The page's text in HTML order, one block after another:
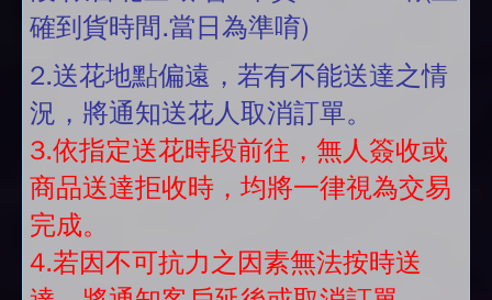
確到貨時間.當日為準唷)
2.送花地點偏遠，若有不能送達之情
況，將通知送花人取消訂單。
3.依指定送花時段前往，無人簽收或
商品送達拒收時，均將一律視為交易
完成。
4.若因不可抗力之因素無法按時送